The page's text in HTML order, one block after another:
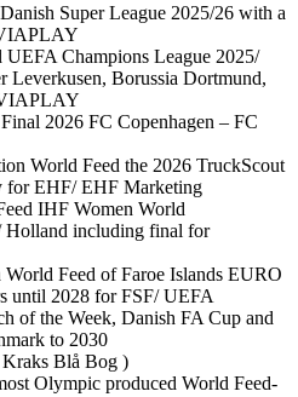
Super League 2025/26 with a
Champions League 2025/
Leverkusen, Borussia Dortmund,
2026 FC Copenhagen – FC
World Feed the 2026 TruckScout
for EHF/ EHF Marketing
IHF Women World
Holland including final for
Feed of Faroe Islands EURO
until 2028 for FSF/ UEFA
of the Week, Danish FA Cup and
to 2030
Blå Bog )
Olympic produced World Feed-